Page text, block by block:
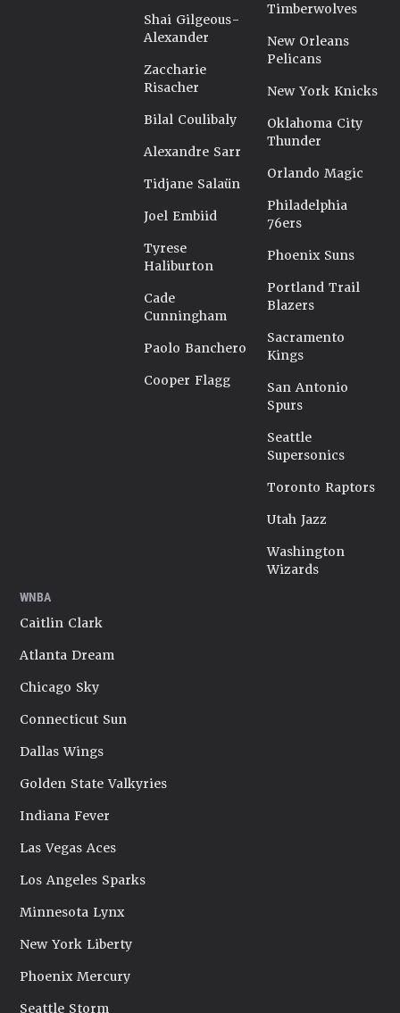
Shai Gilgeous-
Alexander
Zaccharie
Risacher
Bilal Coulibaly
Alexandre Sarr
Tidjane Salaün
Joel Embiid
Tyrese
Haliburton
Cade
Cunningham
Paolo Banchero
Cooper Flagg
Timberwolves
New Orleans
Pelicans
New York Knicks
Oklahoma City
Thunder
Orlando Magic
Philadelphia
76ers
Phoenix Suns
Portland Trail
Blazers
Sacramento
Kings
San Antonio
Spurs
Seattle
Supersonics
Toronto Raptors
Utah Jazz
Washington
Wizards
WNBA
Caitlin Clark
Atlanta Dream
Chicago Sky
Connecticut Sun
Dallas Wings
Golden State Valkyries
Indiana Fever
Las Vegas Aces
Los Angeles Sparks
Minnesota Lynx
New York Liberty
Phoenix Mercury
Seattle Storm